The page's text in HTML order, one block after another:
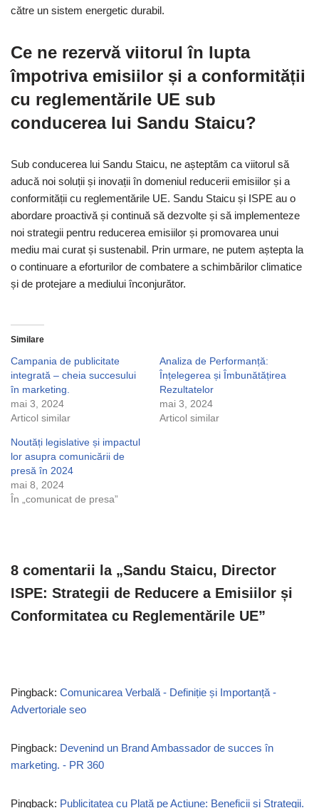
către un sistem energetic durabil.
Ce ne rezervă viitorul în lupta
împotriva emisiilor și a conformității
cu reglementările UE sub
conducerea lui Sandu Staicu?
Sub conducerea lui Sandu Staicu, ne așteptăm ca viitorul să
aducă noi soluții și inovații în domeniul reducerii emisiilor și a
conformității cu reglementările UE. Sandu Staicu și ISPE au o
abordare proactivă și continuă să dezvolte și să implementeze
noi strategii pentru reducerea emisiilor și promovarea unui
mediu mai curat și sustenabil. Prin urmare, ne putem aștepta la
o continuare a eforturilor de combatere a schimbărilor climatice
și de protejare a mediului înconjurător.
Similare
Campania de publicitate
integrată – cheia succesului
în marketing.
mai 3, 2024
Articol similar
Analiza de Performanță:
Înțelegerea și Îmbunătățirea
Rezultatelor
mai 3, 2024
Articol similar
Noutăți legislative și impactul
lor asupra comunicării de
presă în 2024
mai 8, 2024
În „comunicat de presa”
8 comentarii la „Sandu Staicu, Director
ISPE: Strategii de Reducere a Emisiilor și
Conformitatea cu Reglementările UE”
Pingback: Comunicarea Verbală - Definiție și Importanță -
Advertoriale seo
Pingback: Devenind un Brand Ambassador de succes în
marketing. - PR 360
Pingback: Publicitatea cu Plată pe Acțiune: Beneficii și Strategii.